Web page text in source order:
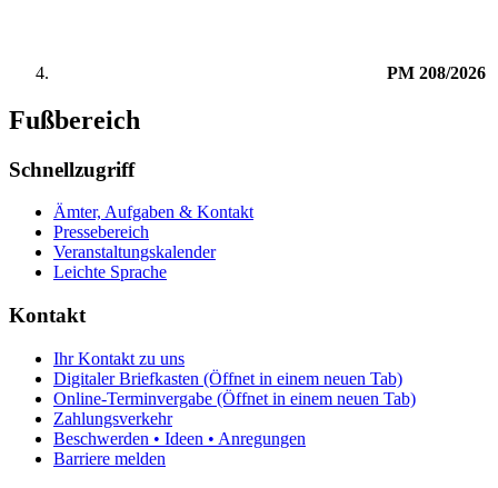
PM 208/2026
Fußbereich
Schnellzugriff
Ämter, Aufgaben & Kontakt
Pressebereich
Veranstaltungskalender
Leichte Sprache
Kontakt
Ihr Kontakt zu uns
Digitaler Briefkasten (Öffnet in einem neuen Tab)
Online-Terminvergabe (Öffnet in einem neuen Tab)
Zahlungsverkehr
Beschwerden • Ideen • Anregungen
Barriere melden